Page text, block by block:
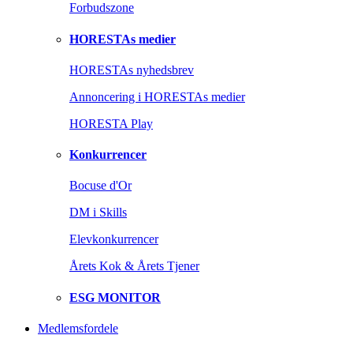
Forbudszone
HORESTAs medier
HORESTAs nyhedsbrev
Annoncering i HORESTAs medier
HORESTA Play
Konkurrencer
Bocuse d'Or
DM i Skills
Elevkonkurrencer
Årets Kok & Årets Tjener
ESG MONITOR
Medlemsfordele